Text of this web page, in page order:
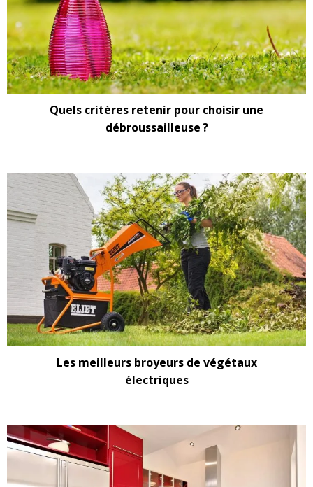
Quels critères retenir pour choisir une
débroussailleuse ?
Les meilleurs broyeurs de végétaux
électriques